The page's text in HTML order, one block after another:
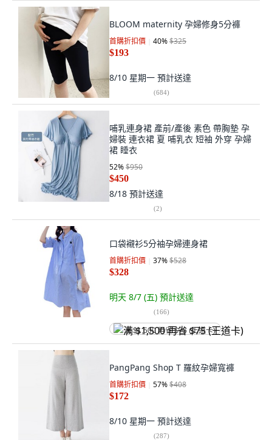
BLOOM maternity 孕婦修身5分褲
首購折扣價 40%$325
$193
8/10 星期一 預計送達
(684)
哺乳連身裙 產前/產後 素色 帶胸墊 孕
婦裝 連衣裙 夏 哺乳衣 短袖 外穿 孕婦
裙 睡衣
52%$950
$450
8/18 預計送達
(2)
口袋襯衫5分袖孕婦連身裙
首購折扣價 37%$528
$328
明天 8/7 (五) 預計送達
(166)
满 $1,500 再省 $75 (王道卡)
PangPang Shop T 羅紋孕婦寬褲
首購折扣價 57%$408
$172
8/10 星期一 預計送達
(287)